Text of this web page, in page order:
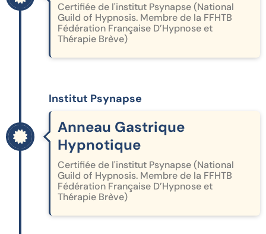
Certifiée de l'institut Psynapse (National
Guild of Hypnosis. Membre de la FFHTB
Fédération Française D’Hypnose et
Thérapie Brève)
Institut Psynapse
Anneau Gastrique
Hypnotique
Certifiée de l'institut Psynapse (National
Guild of Hypnosis. Membre de la FFHTB
Fédération Française D’Hypnose et
Thérapie Brève)